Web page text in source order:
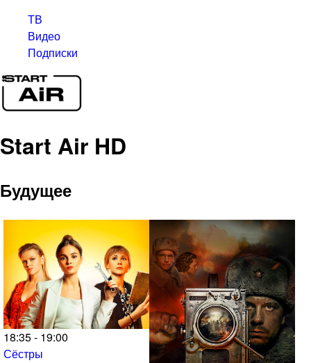
ТВ
Видео
Подписки
Start Air HD
Будущее
18:35 - 19:00
Сёстры